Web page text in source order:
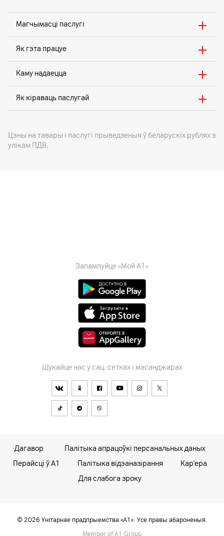
Магчымасці паслугі
Як гэта працуе
Каму надаецца
Як кіраваць паслугай
Цэны на тавары i паслугі прыведзеныя ў беларускіх рублях з
улікам ПДВ.
Запампуйце «Мой А1»
Шукайце нас у сац. сетках і мэсанджарах
Дагавор
Палітыка апрацоўкі персанальных даных
Перайсці ў А1
Палітыка відэаназірання
Кар'ера
Для слабога зроку
© 2026 Унітарнае прадпрыемства «А1». Усе правы абароненыя.
Member of A1 Group